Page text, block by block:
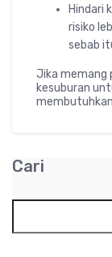
Hindari
risiko
sebab
Jika memang
kesuburan
Cari